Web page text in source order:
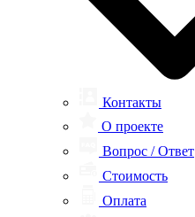
Контакты
О проекте
Вопрос / Ответ
Стоимость
Оплата